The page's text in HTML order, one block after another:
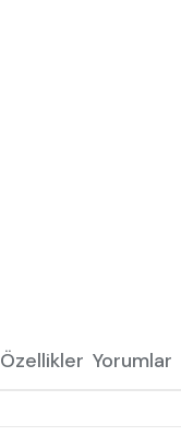
Özellikler Yorumlar